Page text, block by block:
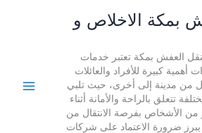
بمكة الاخلاص و
العفش بمكة تعتبر خدمات
كبيرة للأفراد والعائلات
من مدينة إلى أخرى، حيث تلبي
تتعلق بالراحة والأمانة أثناء
من الأشخاص بفرصة الانتقال من
ضرورة الاعتماد على شركات